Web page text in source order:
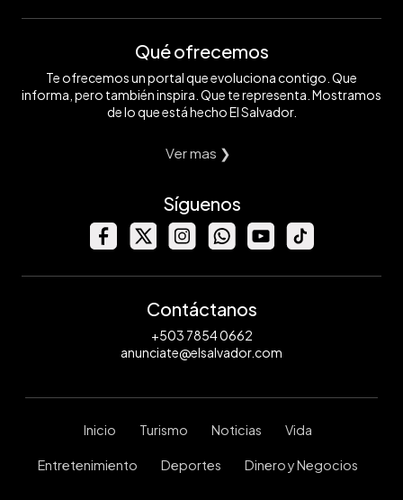
Qué ofrecemos
Te ofrecemos un portal que evoluciona contigo. Que
informa, pero también inspira. Que te representa. Mostramos
de lo que está hecho El Salvador.
Ver mas ❯
Síguenos
Contáctanos
+503 7854 0662
anunciate@elsalvador.com
Inicio Turismo Noticias Vida
Entretenimiento Deportes Dinero y Negocios